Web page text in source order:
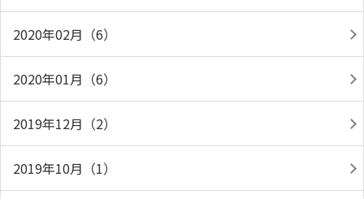
2020年02月（6）
2020年01月（6）
2019年12月（2）
2019年10月（1）